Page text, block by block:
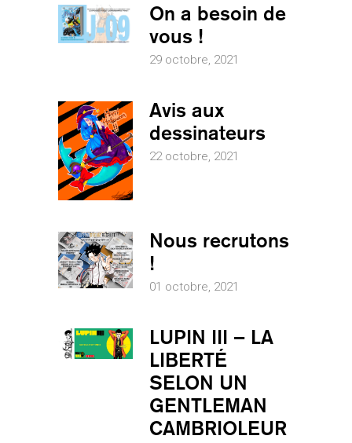
On a besoin de
vous !
29 octobre, 2021
Avis aux
dessinateurs
22 octobre, 2021
Nous recrutons
!
01 octobre, 2021
LUPIN III – LA
LIBERTÉ
SELON UN
GENTLEMAN
CAMBRIOLEUR